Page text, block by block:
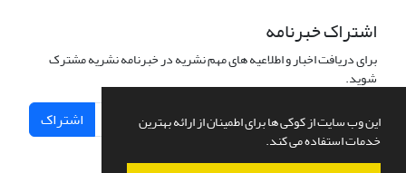
این وب سایت از کوکی ها برای اطمینان از ارائه بهترین
خدمات استفاده می کند.
اشتراک خبرنامه
برای دریافت اخبار و اطلاعیه های مهم نشریه در خبرنامه نشریه مشترک
شوید.
اشتراک